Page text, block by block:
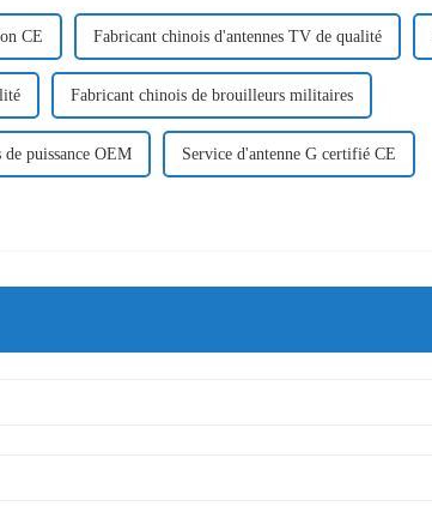
CE Fabricant chinois d'antennes TV de qualité
Fabricant chinois de brouilleurs militaires
puissance OEM Service d'antenne G certifié CE